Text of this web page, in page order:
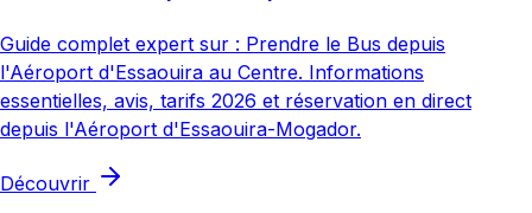
Guide complet expert sur : Prendre le Bus depuis
l'Aéroport d'Essaouira au Centre. Informations
essentielles, avis, tarifs 2026 et réservation en direct
depuis l'Aéroport d'Essaouira-Mogador.
Découvrir